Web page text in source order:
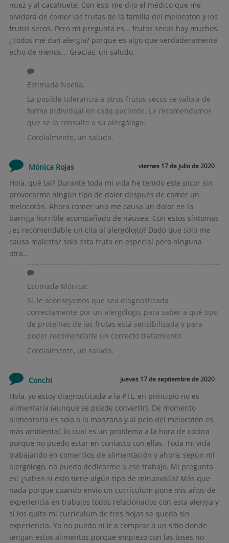
nuez y al cacahuete. Con eso, me dijo el médico que me
olvidara de comer las frutas de la familia del melocotón y los
frutos secos. Pero mi pregunta es... frutos secos hay muchos.
¿Todos me dan alergia? porque es algo que verdaderamente
echo de menos... Gracias, un saludo.
Estimada Noelia,
La posible tolerancia a otros frutos secos se valora de
forma individual en cada paciente. Le recomendamos
que se lo consulte a su alergólogo.
Cordialmente, un saludo.
Mónica Rojas viernes 17 de julio de 2020
Hola, qué tal? Durante toda mi vida he tenido este picor sin
provocarme ningún tipo de dolor después de comer un
melocotón. Ahora comer uno me causa un dolor en la
barriga horrible acompañado de náusea. Con estos síntomas
¿es recomendable un cita al alergólogo? Dado que solo me
causa malestar solo esta fruta en especial pero ninguna
otra…
Estimada Mónica:
Sí, le aconsejamos que sea diagnosticada
correctamente por un alergólogo, para saber a qué tipo
de proteínas de las frutas está sensibilizada y para
poder recomendarle un correcto tratamiento
Cordialmente, un saludo.
Conchi jueves 17 de septiembre de 2020
Hola, yo estoy diagnosticada a la PTL, en principio no es
alimentaria (aunque se puede convertir). De momento
alimentaría es solo a la manzana y al pelo del melocotón es
más ambiental, lo cual es un problema a la hora de cocina
porque no puedo estar en contacto con ellas. Toda mi vida
trabajando en comercios de alimentación y ahora, según mi
alergólogo, no puedo dedicarme a ese trabajo. Mi pregunta
es: ¿saben si esto tiene algún tipo de minusvalía? Más que
nada porque cuando envío un currículum pone mis años de
experiencia en trabajos todos relacionados con esta alergia y
si los quito mi currículum de tres hojas se queda sin
experiencia. Yo no puedo ni ir a comprar a un sitio donde
tengan estos alimentos porque empiezo con las toses no